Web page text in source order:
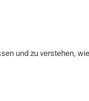
unterstützen
um
Ihre
und zu verstehen,